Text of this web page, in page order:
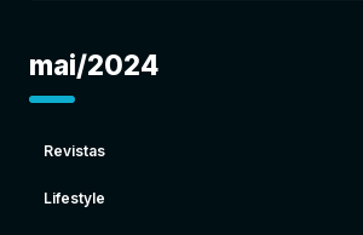
mai/2024
Revistas
Lifestyle